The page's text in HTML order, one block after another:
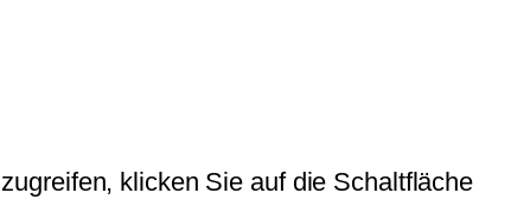
klicken Sie auf die Schaltfläche